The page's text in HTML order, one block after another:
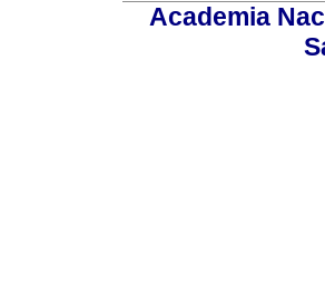
Academia